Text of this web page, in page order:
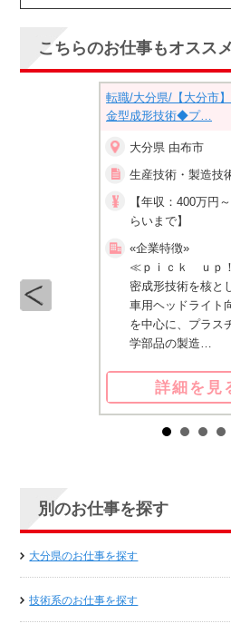
こちらのお仕事もオススメ
成長企業！
」を誇るト
転職/大分県/【大分市
金型成形技術◆プ…
大分県 由布市
生産技術・製造技
【年収：400万円
らいまで】
«企業特徴»
≪ｐｉｃｋ ｕｐ
密成形技術を核と
車用ヘッドライト
を中心に、プラス
学部品の製造…
詳細を見
別のお仕事を探す
大分県のお仕事を探す
技術系のお仕事を探す